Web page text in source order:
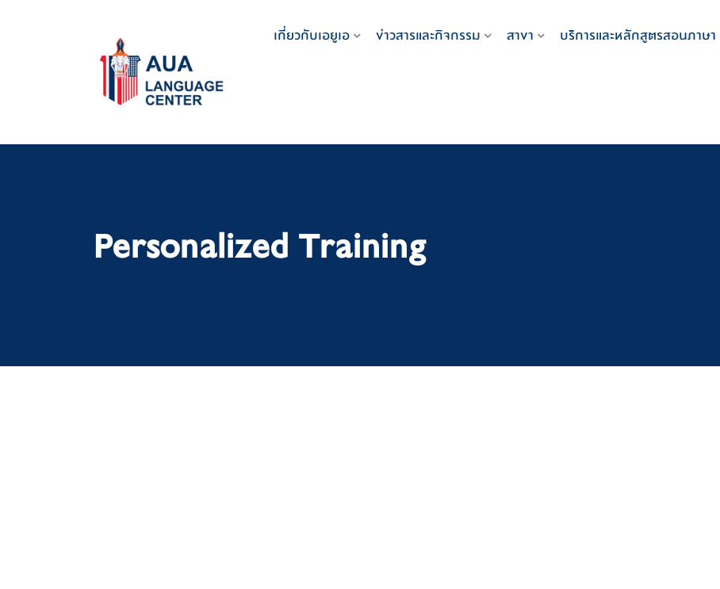
เกี่ยวกับเอยูเอ ข่าวสารและกิจกรรม สาขา บริการและหลักสูตรสอนภาษา
Personalized Training